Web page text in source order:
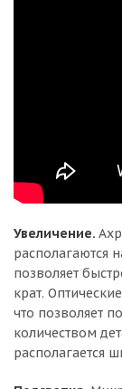
Увеличение.
располагаются
позволяет
крат.
что позволяет
количеством
располагается